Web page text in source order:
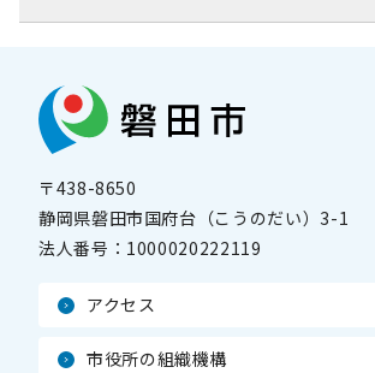
〒438-8650
静岡県磐田市国府台（こうのだい）3-1
法人番号： 1000020222119
アクセス
市役所の組織機構